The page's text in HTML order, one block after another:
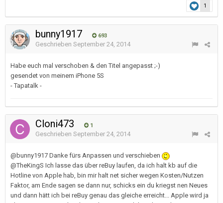
1
bunny1917 693
Geschrieben September 24, 2014
Habe euch mal verschoben & den Titel angepasst ;-)
gesendet von meinem iPhone 5S
- Tapatalk -
Cloni473 1
Geschrieben September 24, 2014
@bunny1917 Danke fürs Anpassen und verschieben
@TheKingS Ich lasse das über reBuy laufen, da ich halt kb auf die
Hotline von Apple hab, bin mir halt net sicher wegen Kosten/Nutzen
Faktor, am Ende sagen se dann nur, schicks ein du kriegst nen Neues
und dann hätt ich bei reBuy genau das gleiche erreicht... Apple wird ja